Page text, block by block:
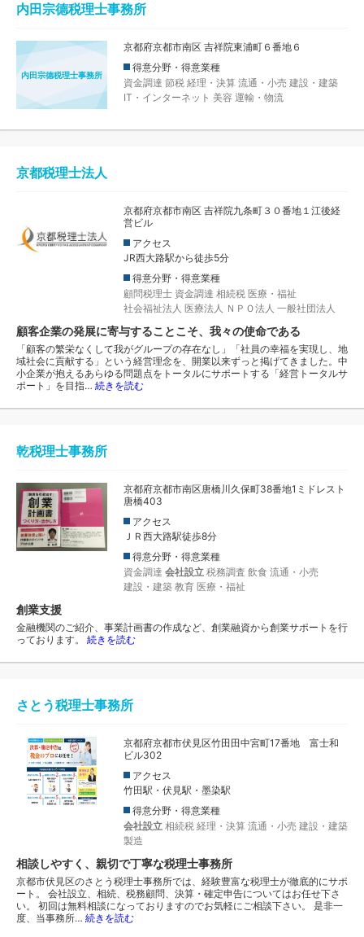
内田宗德税理士事務所
内田宗德税理士事務所
京都府京都市南区 吉祥院東浦町６番地６
得意分野・得意業種
資金調達 節税 経理・決算 流通・小売 建設・建築
IT・インターネット 美容 運輸・物流
京都税理士法人
京都府京都市南区 吉祥院九条町３０番地１江後経
営ビル
アクセス
JR西大路駅から徒歩5分
得意分野・得意業種
顧問税理士 資金調達 相続税 医療・福祉
社会福祉法人 医療法人 ＮＰＯ法人 一般社団法人
顧客企業の発展に寄与することこそ、我々の使命である
「顧客の繁栄なくして我がグループの存在なし」「社員の幸福を実現し、地
域社会に貢献する」という経営理念を、開業以来ずっと掲げてきました。中
小企業が抱えるあらゆる問題点をトータルにサポートする「経営トータルサ
ポート」を目指… 続きを読む
乾税理士事務所
京都府京都市南区唐橋川久保町38番地1ミドレスト
唐橋403
アクセス
ＪＲ西大路駅徒歩8分
得意分野・得意業種
資金調達 会社設立 税務調査 飲食 流通・小売
建設・建築 教育 医療・福祉
創業支援
金融機関のご紹介、事業計画書の作成など、創業融資から創業サポートを行
っております。 続きを読む
さとう税理士事務所
京都府京都市伏見区竹田田中宮町17番地 富士和
ビル302
アクセス
竹田駅・伏見駅・墨染駅
得意分野・得意業種
会社設立 相続税 経理・決算 流通・小売 建設・建築
製造
相談しやすく、親切で丁寧な税理士事務所
京都市伏見区のさとう税理士事務所では、経験豊富な税理士が徹底的にサポ
ート。 会社設立、相続、税務顧問、決算・確定申告についてはお任せ下さ
い。 初回は無料相談になっておりますのでお気軽にご相談下さい。 是非一
度、当事務所… 続きを読む